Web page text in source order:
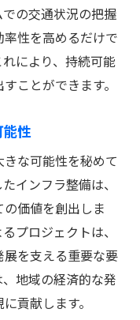
の交通状況の把握
性を高めるだけで
により、持続可能
ことができます。
性
な可能性を秘めて
インフラ整備は、
価値を創出しま
プロジェクトは、
を支える重要な要
地域の経済的な発
貢献します。